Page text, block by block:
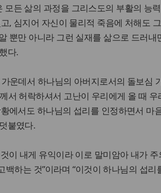
모든 삶의 과정을 그리스도의 부활의 능
, 심지어 자신이 물리적 죽음에 처해도
뿐만 아니라 그런 실재를 삶으로 드러내
다.
운데서 하나님의 아버지로서의 돌보심
서 허락하셔서 고난이 우리에게 올 때 우
에서도 하나님의 섭리를 인정하면서 마
붙였다.
이 내게 유익이라 이로 말미암아 내가
백하는 것”이라며 “이것이 하나님의 섭리